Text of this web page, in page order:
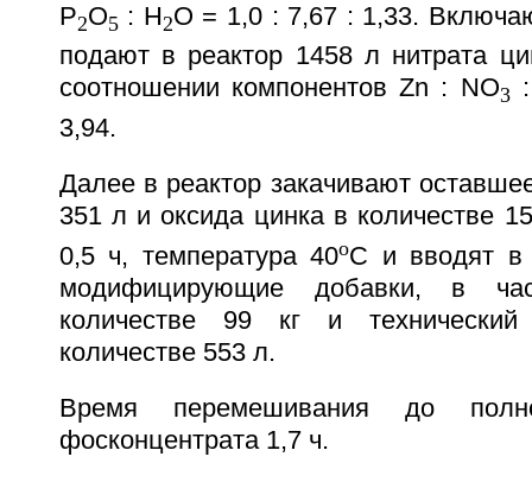
P2O5 : H2O = 1,0 : 7,67 : 1,33.
подают в реактор 1458 л нитрата
соотношении компонентов Zn : NO3
3,94.
Далее в реактор закачивают
351 л и оксида цинка в количестве
0,5 ч, температура 40oC и вводят в
модифицирующие добавки, в
количестве 99 кг и
количестве 553 л.
Время перемешивания до
фосконцентрата 1,7 ч.